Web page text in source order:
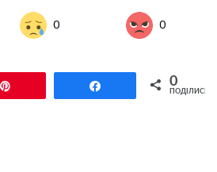
0 0
Поділитися0
ПОДІЛИСЬ